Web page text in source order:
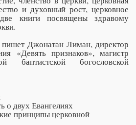
и духовный рост, церковное
книги посвящены здравому
пишет Джонатан Лиман, директор
«Девять признаков», магистр
баптистской богословской
о двух Евангелиях
принципы церковной